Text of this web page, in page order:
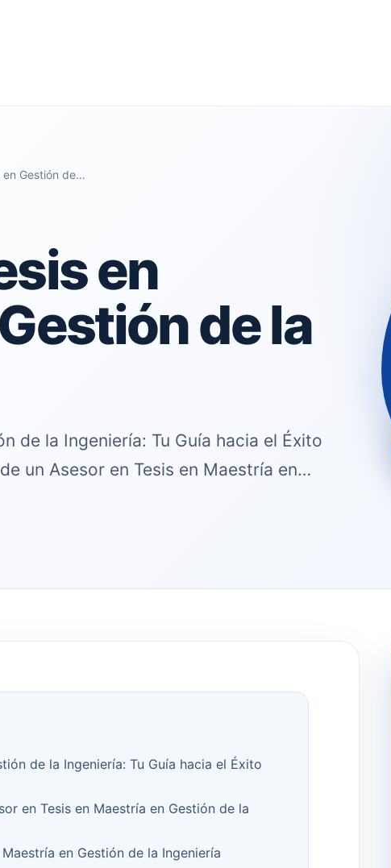
en Gestión de…
en
de la
de la Ingeniería: Tu Guía hacia el Éxito
un Asesor en Tesis en Maestría en…
de la Ingeniería: Tu Guía hacia el Éxito
en Tesis en Maestría en Gestión de la
en Gestión de la Ingeniería